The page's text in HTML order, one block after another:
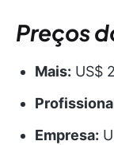
Preços
Mais: US$
Empresa: